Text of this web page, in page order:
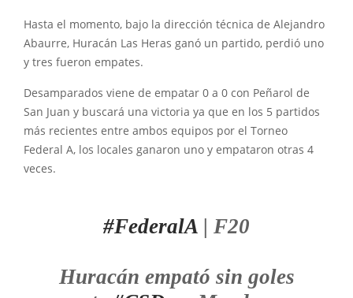
Hasta el momento, bajo la dirección técnica de Alejandro
Abaurre, Huracán Las Heras ganó un partido, perdió uno
y tres fueron empates.
Desamparados viene de empatar 0 a 0 con Peñarol de
San Juan y buscará una victoria ya que en los 5 partidos
más recientes entre ambos equipos por el Torneo
Federal A, los locales ganaron uno y empataron otras 4
veces.
#FederalA | F20
Huracán empató sin goles